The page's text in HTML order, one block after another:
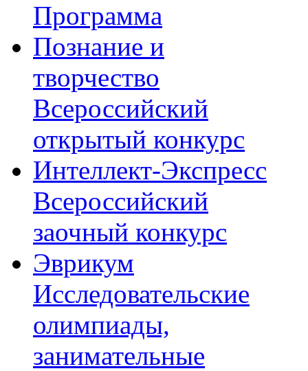
Программа
Познание и
творчество
Всероссийский
открытый конкурс
Интеллект-Экспресс
Всероссийский
заочный конкурс
Эврикум
Исследовательские
олимпиады,
занимательные